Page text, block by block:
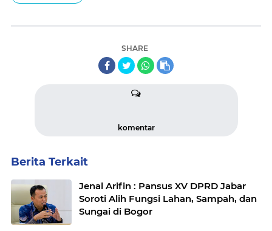
SHARE
komentar
Berita Terkait
Jenal Arifin : Pansus XV DPRD Jabar
Soroti Alih Fungsi Lahan, Sampah, dan
Sungai di Bogor